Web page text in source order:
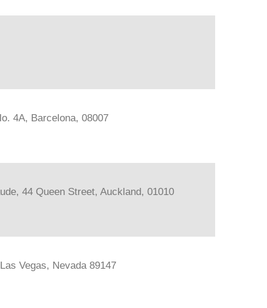
4A, Barcelona, 08007
44 Queen Street, Auckland, 01010
Vegas, Nevada 89147